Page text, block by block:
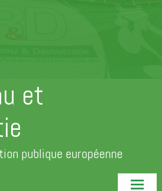
et
publique européenne